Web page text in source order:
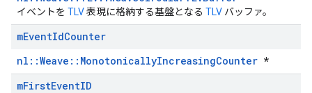
イベントを TLV表現に格納する基盤となる TLV バッファ。
mEventIdCounter
nl::Weave::MonotonicallyIncreasingCounter *
mFirstEventID